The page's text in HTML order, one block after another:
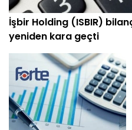
İşbir Holding (ISBIR)
yeniden kara geçti